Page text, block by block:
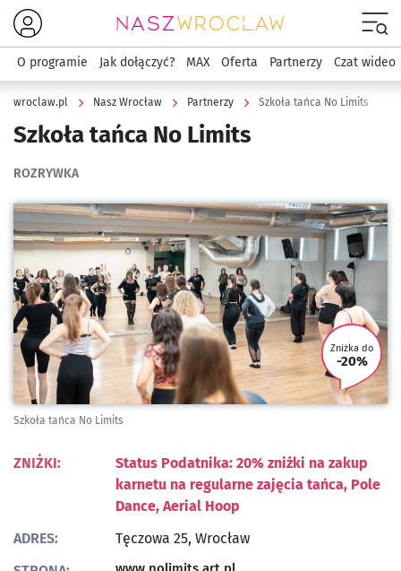
O programie Jak dołączyć? MAX Oferta Partnerzy Czat wideo
wroclaw.pl Nasz Wrocław Partnerzy Szkoła tańca No Limits
Szkoła tańca No Limits
ROZRYWKA
Kliknij, aby powiększyć
U tego
Zniżka do
-20%
Szkoła tańca No Limits
ZNIŻKI:
Status Podatnika: 20% zniżki na zakup
karnetu na regularne zajęcia tańca, Pole
Dance, Aerial Hoop
ADRES:
Tęczowa 25, Wrocław